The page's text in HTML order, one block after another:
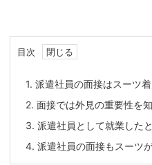
目次
1. 派遣社員の面接はスーツ
2. 面接では外見の重要性を
3. 派遣社員として就業した
4. 派遣社員の面接もスーツ